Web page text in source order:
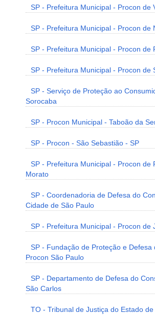
SP - Prefeitura Municipal - Procon de
SP - Prefeitura Municipal - Procon de
SP - Prefeitura Municipal - Procon de
SP - Prefeitura Municipal - Procon de
SP - Serviço de Proteção ao
Sorocaba
SP - Procon Municipal - Taboão da
SP - Procon - São Sebastião - SP
SP - Prefeitura Municipal - Procon de
Morato
SP - Coordenadoria de Defesa do
Cidade de São Paulo
SP - Prefeitura Municipal - Procon de
SP - Fundação de Proteção e Defesa
Procon São Paulo
SP - Departamento de Defesa do
São Carlos
TO - Tribunal de Justiça do Estado de